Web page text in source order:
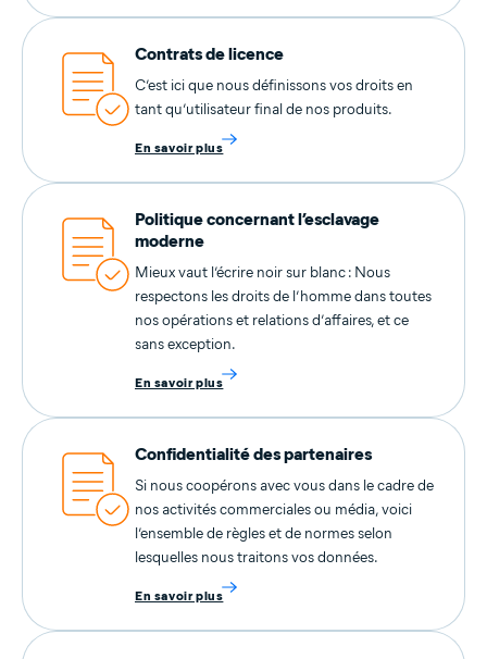
Contrats de licence
C’est ici que nous définissons vos droits en
tant qu’utilisateur final de nos produits.
En savoir plus
Politique concernant l’esclavage
moderne
Mieux vaut l’écrire noir sur blanc : Nous
respectons les droits de l’homme dans toutes
nos opérations et relations d’affaires, et ce
sans exception.
En savoir plus
Confidentialité des partenaires
Si nous coopérons avec vous dans le cadre de
nos activités commerciales ou média, voici
l’ensemble de règles et de normes selon
lesquelles nous traitons vos données.
En savoir plus